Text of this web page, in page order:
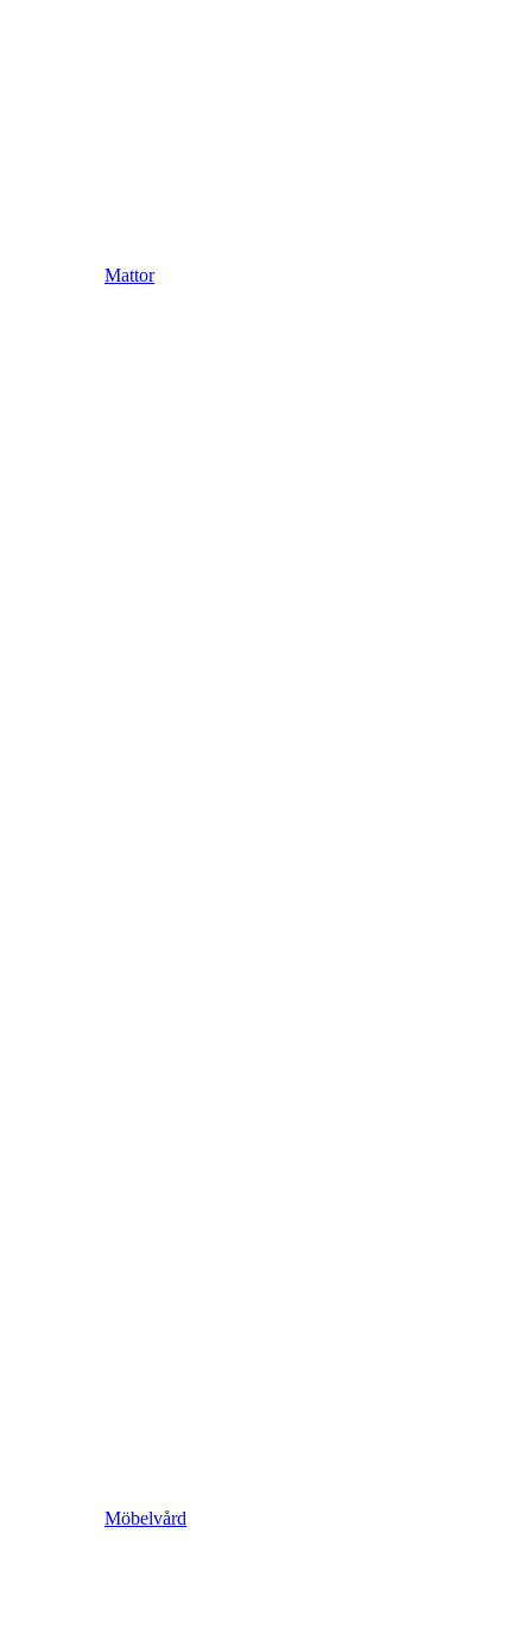
Mattor
Möbelvård